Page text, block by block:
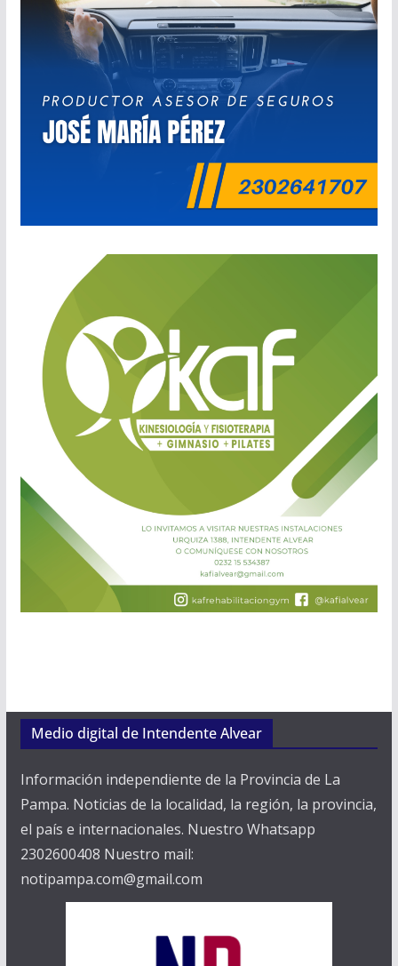
Medio digital de Intendente Alvear
Información independiente de la Provincia de La
Pampa. Noticias de la localidad, la región, la provincia,
el país e internacionales. Nuestro Whatsapp
2302600408 Nuestro mail:
notipampa.com@gmail.com